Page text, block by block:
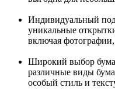
Индивидуальный
уникальные
включая
Широкий выбор
различные виды
особый стиль и